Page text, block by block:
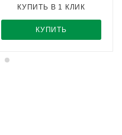
КУПИТЬ
КУПИТЬ В 1 КЛИК